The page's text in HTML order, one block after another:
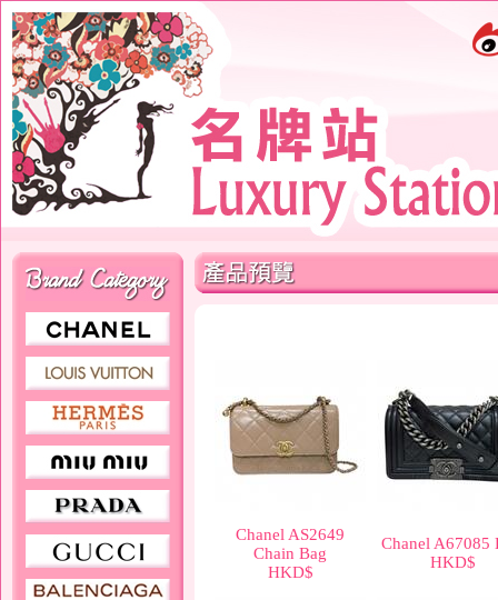
Chanel AS2649
Chain Bag
HKD$
Chanel A67085
HKD$